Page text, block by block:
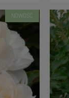
NOWOŚĆ